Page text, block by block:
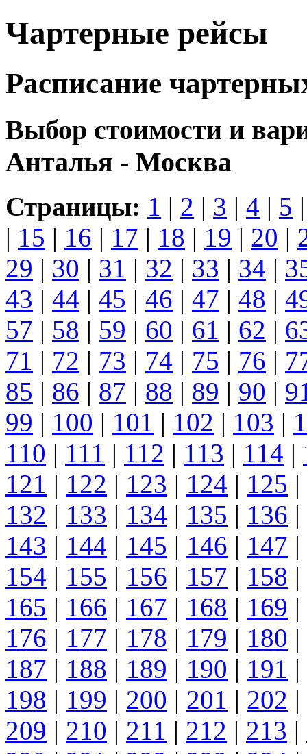
Чартерные рейсы
Расписание
Выбор стоимости и
Анталья - Москва
Страницы: 1 | 2 | 3 | 4 | 5
| 15 | 16 | 17 | 18 | 19 | 20 |
29 | 30 | 31 | 32 | 33 | 34 |
43 | 44 | 45 | 46 | 47 | 48 |
57 | 58 | 59 | 60 | 61 | 62 |
71 | 72 | 73 | 74 | 75 | 76 |
85 | 86 | 87 | 88 | 89 | 90 |
99 | 100 | 101 | 102 | 103 |
110 | 111 | 112 | 113 | 114 |
121 | 122 | 123 | 124 | 125 |
132 | 133 | 134 | 135 | 136 |
143 | 144 | 145 | 146 | 147 |
154 | 155 | 156 | 157 | 158 |
165 | 166 | 167 | 168 | 169 |
176 | 177 | 178 | 179 | 180 |
187 | 188 | 189 | 190 | 191 |
198 | 199 | 200 | 201 | 202 |
209 | 210 | 211 | 212 | 213 |